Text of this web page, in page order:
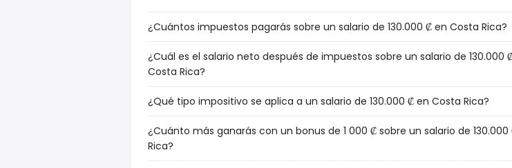
¿Cuántos impuestos pagarás sobre un salario de 130.000 ₡ en Costa Rica?
¿Cuál es el salario neto después de impuestos sobre un salario de 130.000
Costa Rica?
¿Qué tipo impositivo se aplica a un salario de 130.000 ₡ en Costa Rica?
¿Cuánto más ganarás con un bonus de 1 000 ₡ sobre un salario de
Rica?